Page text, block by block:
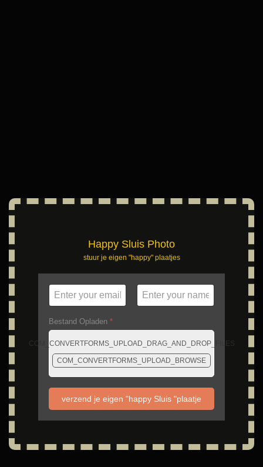
Happy Sluis Photo
stuur je eigen "happy" plaatjes
Bestand Opladen *
COM_CONVERTFORMS_UPLOAD_DRAG_AND_DROP_FILES
COM_CONVERTFORMS_UPLOAD_BROWSE
verzend je eigen "happy Sluis "plaatje